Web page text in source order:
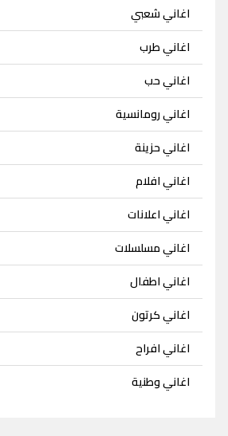
اغاني شعبي
اغاني طرب
اغاني حب
اغاني رومانسية
اغاني حزينة
اغاني افلام
اغاني اعلانات
اغاني مسلسلات
اغاني اطفال
اغاني كرتون
اغاني افراح
اغاني وطنية